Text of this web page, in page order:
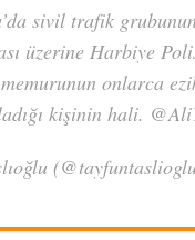
sivil trafik
üzerine Harbiye
onlarca
kişinin hali.